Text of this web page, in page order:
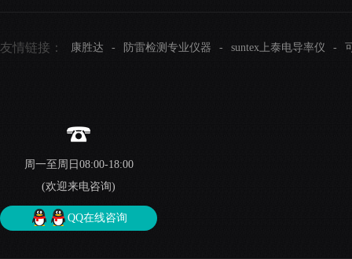
友情链接： 康胜达 - 防雷检测专业仪器 - suntex上泰电导率仪 -
周一至周日08:00-18:00
(欢迎来电咨询)
QQ在线咨询